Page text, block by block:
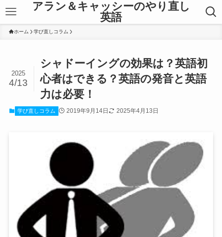
アラン＆キャッシーのやり直し
英語
ホーム 学び直しコラム
シャドーイングの効果は？英語初
心者はできる？英語の発音と英語
力は必要！
2025
4/13
学び直しコラム 2019年9月14日 2025年4月13日